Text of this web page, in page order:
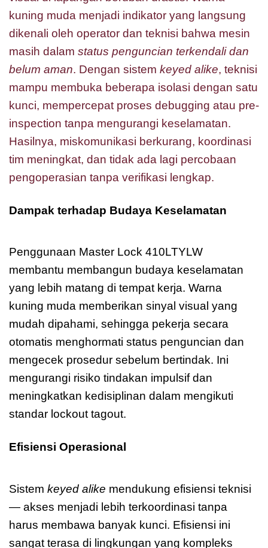
kuning muda menjadi indikator yang langsung
dikenali oleh operator dan teknisi bahwa mesin
masih dalam status penguncian terkendali dan
belum aman. Dengan sistem keyed alike, teknisi
mampu membuka beberapa isolasi dengan satu
kunci, mempercepat proses debugging atau pre-
inspection tanpa mengurangi keselamatan.
Hasilnya, miskomunikasi berkurang, koordinasi
tim meningkat, dan tidak ada lagi percobaan
pengoperasian tanpa verifikasi lengkap.
Dampak terhadap Budaya Keselamatan
Penggunaan Master Lock 410LTYLW
membantu membangun budaya keselamatan
yang lebih matang di tempat kerja. Warna
kuning muda memberikan sinyal visual yang
mudah dipahami, sehingga pekerja secara
otomatis menghormati status penguncian dan
mengecek prosedur sebelum bertindak. Ini
mengurangi risiko tindakan impulsif dan
meningkatkan kedisiplinan dalam mengikuti
standar lockout tagout.
Efisiensi Operasional
Sistem keyed alike mendukung efisiensi teknisi
— akses menjadi lebih terkoordinasi tanpa
harus membawa banyak kunci. Efisiensi ini
sangat terasa di lingkungan yang kompleks